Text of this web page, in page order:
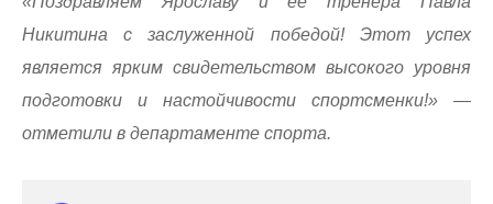
Никитина с заслуженной победой! Этот успех
является ярким свидетельством высокого уровня
подготовки и настойчивости спортсменки!» —
отметили в департаменте спорта.